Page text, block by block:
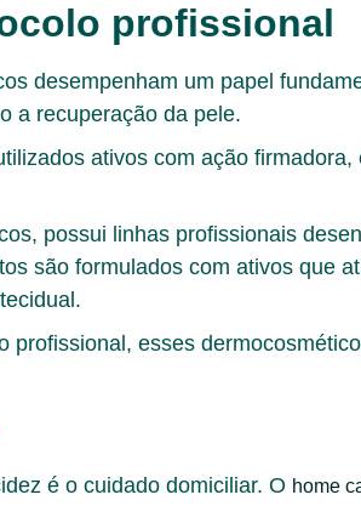
profissional
desempenham um papel
a recuperação da pele.
ativos com ação
possui linhas profissionais
são formulados com ativos que
esses
é o cuidado domiciliar. O home